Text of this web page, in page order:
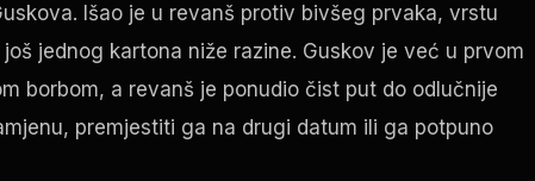
Išao je u revanš protiv bivšeg prvaka, vrstu
jednog kartona niže razine. Guskov je već u prvom
borbom, a revanš je ponudio čist put do odlučnije
premjestiti ga na drugi datum ili ga potpuno